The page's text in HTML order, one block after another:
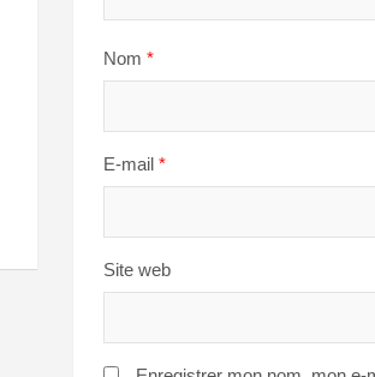
Nom *
E-mail *
Site web